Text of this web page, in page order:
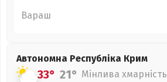
Вараш
Автономна Республіка Крим
33° 21° Мінлива хмарність